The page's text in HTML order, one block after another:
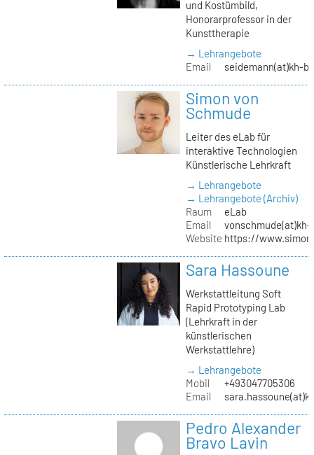
und Kostümbild,
Honorarprofessor in der
Kunsttherapie
→ Lehrangebote
Email
seidemann(at)kh-
Simon von
Schmude
Leiter des eLab für
interaktive Technologien
Künstlerische Lehrkraft
→ Lehrangebote
→ Lehrangebote (Archiv)
Raum
eLab
Email
Website https://
Sara Hassoune
Werkstattleitung Soft
Rapid Prototyping Lab
(Lehrkraft in der
künstlerischen
Werkstattlehre)
→ Lehrangebote
Mobil
+493047705306
Email
Pedro Alexander
Bravo Lavin